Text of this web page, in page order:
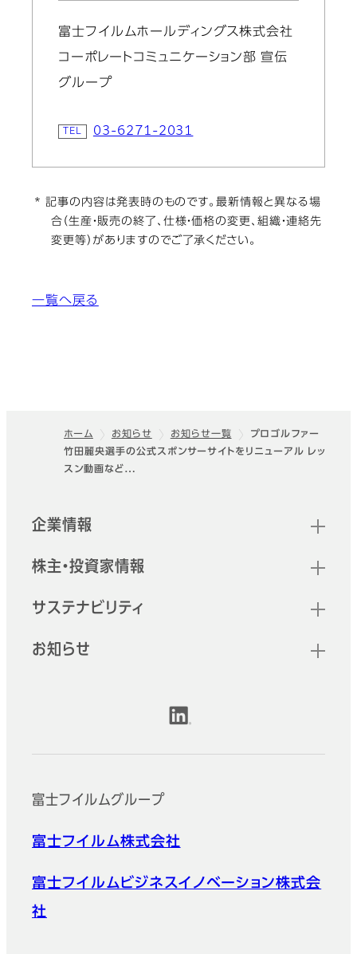
富士フイルムホールディングス株式会社
コーポレートコミュニケーション部 宣伝
グループ
03-6271-2031
* 記事の内容は発表時のものです。最新情報と異なる場
合（生産・販売の終了、仕様・価格の変更、組織・連絡先
変更等）がありますのでご了承ください。
一覧へ戻る
フッター
ホーム お知らせ お知らせ一覧
プロゴルファー
竹田麗央選手の公式スポンサーサイトをリニューアル レッ
スン動画など…
クイックリンク
企業情報
株主・投資家情報
サステナビリティ
お知らせ
富士フイルムグループ
富士フイルム株式会社
富士フイルムビジネスイノベーション株式会
社